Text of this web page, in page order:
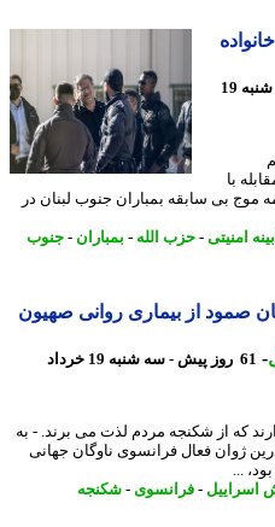
61 روز پیش - سه شنبه 19
با
سابقه بمباران جنوب لبنان در
-حزب الله-بمباران-
جنوب
از بیماری روانی صهیون
61 روز پیش - سه شنبه 19 خرداد
از شکنجه مردم لذت می برند. - به
فعال فرانسوی ناوگان جهانی
-فرانسوی-شکنجه